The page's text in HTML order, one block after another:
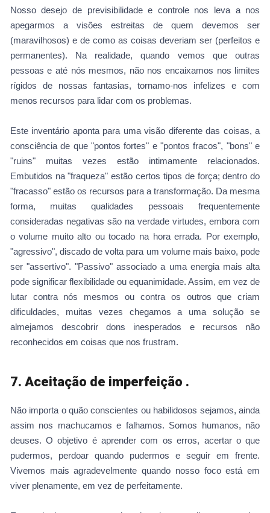
Nosso desejo de previsibilidade e controle nos leva a nos
apegarmos a visões estreitas de quem devemos ser
(maravilhosos) e de como as coisas deveriam ser (perfeitos e
permanentes). Na realidade, quando vemos que outras
pessoas e até nós mesmos, não nos encaixamos nos limites
rígidos de nossas fantasias, tornamo-nos infelizes e com
menos recursos para lidar com os problemas.
Este inventário aponta para uma visão diferente das coisas, a
consciência de que "pontos fortes" e "pontos fracos", "bons" e
"ruins" muitas vezes estão intimamente relacionados.
Embutidos na "fraqueza" estão certos tipos de força; dentro do
"fracasso" estão os recursos para a transformação. Da mesma
forma, muitas qualidades pessoais frequentemente
consideradas negativas são na verdade virtudes, embora com
o volume muito alto ou tocado na hora errada. Por exemplo,
"agressivo", discado de volta para um volume mais baixo, pode
ser "assertivo". "Passivo" associado a uma energia mais alta
pode significar flexibilidade ou equanimidade. Assim, em vez de
lutar contra nós mesmos ou contra os outros que criam
dificuldades, muitas vezes chegamos a uma solução se
almejamos descobrir dons inesperados e recursos não
reconhecidos em coisas que nos frustram.
7. Aceitação de imperfeição .
Não importa o quão conscientes ou habilidosos sejamos, ainda
assim nos machucamos e falhamos. Somos humanos, não
deuses. O objetivo é aprender com os erros, acertar o que
pudermos, perdoar quando pudermos e seguir em frente.
Vivemos mais agradevelmente quando nosso foco está em
viver plenamente, em vez de perfeitamente.